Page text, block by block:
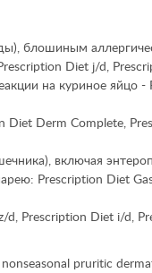
блошиным
Diet j/d,
на куриное яйцо -
Diet Derm Complete,
включая
Prescription Diet
d, Prescription Diet i/d,
pruritic